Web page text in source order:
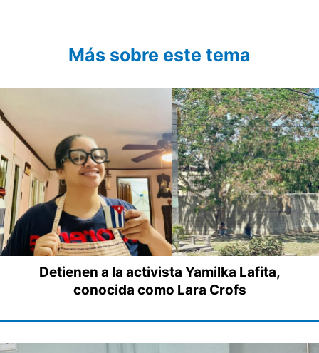
Más sobre este tema
Detienen a la activista Yamilka Lafita,
conocida como Lara Crofs